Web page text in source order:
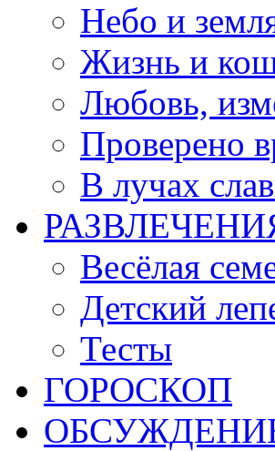
Небо и
Жизнь и
Любовь,
Проверено
В лучах
Весёлая
Детский
Тесты
ГОРОСКОП